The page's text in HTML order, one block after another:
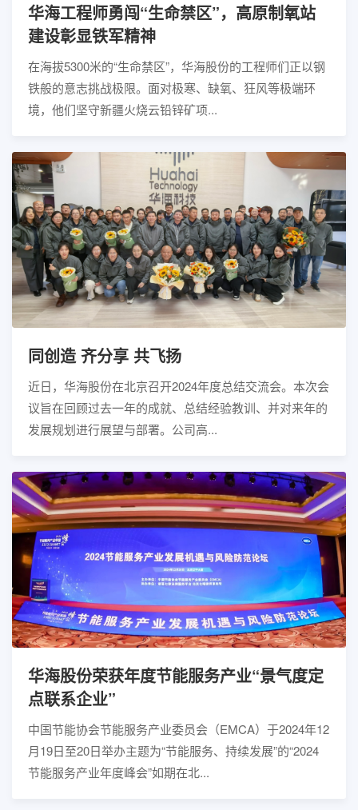
华海工程师勇闯“生命禁区”，高原制氧站
建设彰显铁军精神
在海拔5300米的“生命禁区”，华海股份的工程师们正以钢
铁般的意志挑战极限。面对极寒、缺氧、狂风等极端环
境，他们坚守新疆火烧云铅锌矿项...
同创造 齐分享 共飞扬
近日，华海股份在北京召开2024年度总结交流会。本次会
议旨在回顾过去一年的成就、总结经验教训、并对来年的
发展规划进行展望与部署。公司高...
华海股份荣获年度节能服务产业“景气度定
点联系企业”
中国节能协会节能服务产业委员会（EMCA）于2024年12
月19日至20日举办主题为“节能服务、持续发展”的“2024
节能服务产业年度峰会”如期在北...